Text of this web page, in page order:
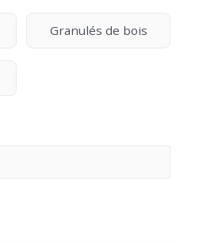
Granulés de bois